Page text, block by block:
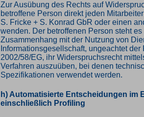
Zur Ausübung des Rechts auf
betroffene Person direkt jeden
S. Fricke + S. Konrad GbR oder einen
wenden. Der betroffenen Person steht es
Zusammenhang mit der Nutzung von
Informationsgesellschaft, ungeachtet der
2002/58/EG, ihr Widerspruchsrecht
Verfahren auszuüben, bei denen
Spezifikationen verwendet werden.
h) Automatisierte Entscheidungen im
einschließlich Profiling